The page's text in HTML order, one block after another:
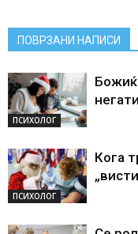
ПОВРЗАНИ НАПИСИ
ПСИХОЛОГ
ПСИХОЛОГ
Кога